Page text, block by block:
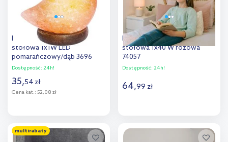
Rabalux Wasabi lampa
stołowa 1x1W LED
pomarańczowy/dąb 3696
Dostępność: 24h!
35,54 zł
Cena kat.: 52,08 zł
Dodaj do
Rabalux Daphni lampa
stołowa 1x40 W różowa
74057
Dostępność: 24h!
64,99 zł
multirabaty